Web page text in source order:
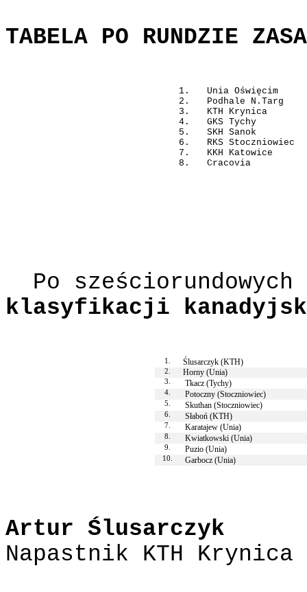
TABELA PO RUNDZIE
1.
Unia Oświęcim
2.
Podhale N.Targ
3.
KTH Krynica
4.
GKS Tychy
5.
SKH Sanok
6.
RKS Stoczniowiec
7.
KKH Katowice
8.
Cracovia
Po
klasyfikacji
1. Ślusarczyk (KTH)
2. Horny (Unia)
3. Tkacz (Tychy)
4. Potoczny (Stoczniowiec)
5. Skuthan (Stoczniowiec)
6. Słaboń (KTH)
7. Karatajew (Unia)
8. Kwiatkowski (Unia)
9. Puzio (Unia)
10. Garbocz (Unia)
Artur Ślusarczyk
Napastnik KTH Krynica